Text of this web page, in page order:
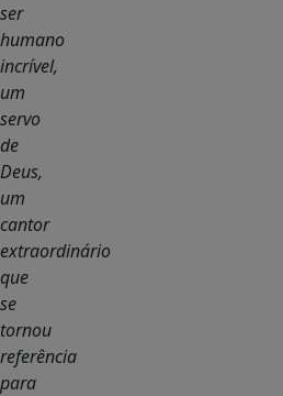
ser
humano
incrível,
um
servo
de
Deus,
um
cantor
extraordinário
que
se
tornou
referência
para